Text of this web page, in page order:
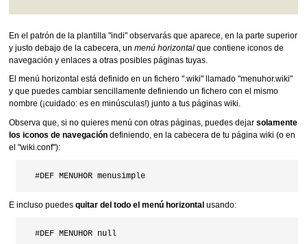
En el patrón de la plantilla "indi" observarás que aparece, en la parte superior
y justo debajo de la cabecera, un menú horizontalque contiene iconos de
navegación y enlaces a otras posibles páginas tuyas.
El menú horizontal está definido en un fichero ".wiki" llamado "menuhor.wiki"
y que puedes cambiar sencillamente definiendo un fichero con el mismo
nombre (¡cuidado: es en minúsculas!) junto a tus páginas wiki.
Observa que, si no quieres menú con otras páginas, puedes dejar solamente
los iconos de navegacióndefiniendo, en la cabecera de tu página wiki (o en
el "wiki.conf"):
E incluso puedes quitar del todo el menú horizontalusando: